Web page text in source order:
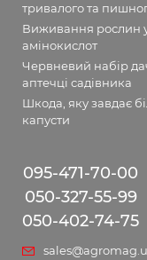
тривалого та
Виживання рослин у
амінокислот
Червневий набір
аптечці садівника
Шкода, яку завдає
капусти
095-471-70-00
050-327-55-99
050-402-74-75